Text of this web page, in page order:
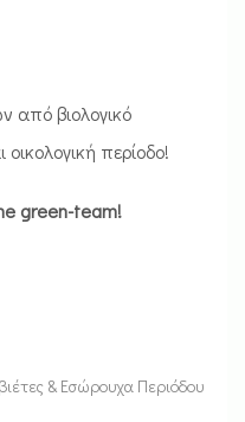
από βιολογικό
οικολογική περίοδο!
green-team!
& Εσώρουχα Περιόδου